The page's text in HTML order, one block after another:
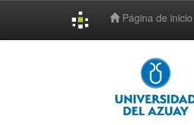
Página de inicio